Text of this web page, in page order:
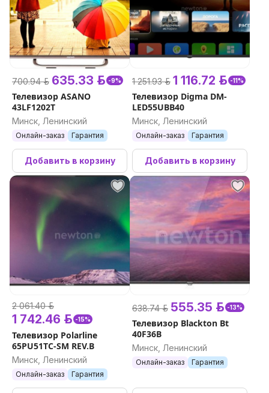
700.94 р. 635.33 р. -9%
Телевизор ASANO
43LF1202T
Минск, Ленинский
Онлайн-заказ Гарантия
Добавить в корзину
1 251.93 р. 1 116.72 р. -11%
Телевизор Digma DM-
LED55UBB40
Минск, Ленинский
Онлайн-заказ Гарантия
Добавить в корзину
2 061.40 р.
1 742.46 р. -15%
Телевизор Polarline
65PU51TC-SM REV.B
Минск, Ленинский
Онлайн-заказ Гарантия
638.74 р. 555.35 р. -13%
Телевизор Blackton Bt
40F36B
Минск, Ленинский
Онлайн-заказ Гарантия